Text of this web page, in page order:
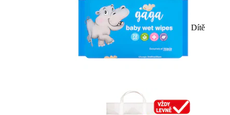
Dítě